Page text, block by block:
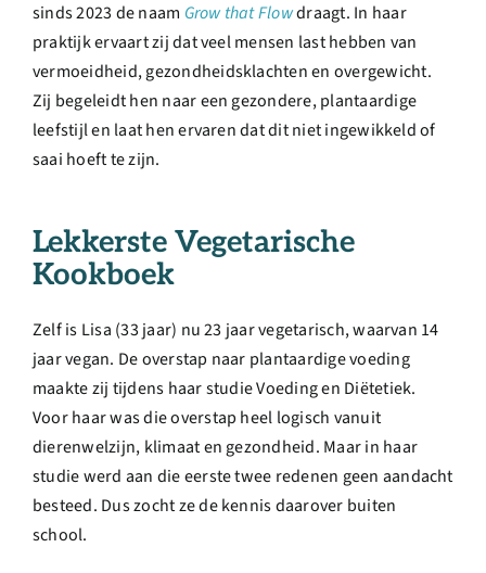
sinds 2023 de naam Grow that Flowdraagt. In haar
praktijk ervaart zij dat veel mensen last hebben van
vermoeidheid, gezondheidsklachten en overgewicht.
Zij begeleidt hen naar een gezondere, plantaardige
leefstijl en laat hen ervaren dat dit niet ingewikkeld of
saai hoeft te zijn.
Lekkerste Vegetarische
Kookboek
Zelf is Lisa (33 jaar) nu 23 jaar vegetarisch, waarvan 14
jaar vegan. De overstap naar plantaardige voeding
maakte zij tijdens haar studie Voeding en Diëtetiek.
Voor haar was die overstap heel logisch vanuit
dierenwelzijn, klimaat en gezondheid. Maar in haar
studie werd aan die eerste twee redenen geen aandacht
besteed. Dus zocht ze de kennis daarover buiten
school.